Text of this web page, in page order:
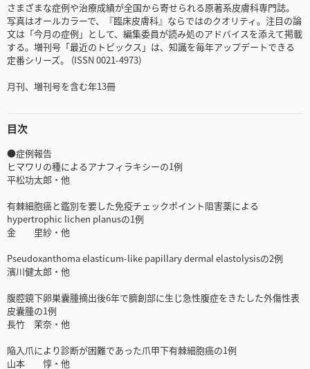
さまざまな症例や治療成績が全国から寄せられる原著系皮膚科専門誌。
写真はオールカラーで、『臨床皮膚科』ならではのクオリティ。注目の論
文は「今月の症例」として、編集委員が読み処のアドバイスを添えて掲載
する。増刊号「最近のトピックス」は、知識を毎年アップデートできる
定番シリーズ。 (ISSN 0021-4973)
月刊、増刊号を含む年13冊
目次
●症例報告
ヒマワリの種によるアナフィラキシーの1例
平松功太郎・他
有棘細胞癌と鑑別を要した免疫チェックポイント阻害薬による
hypertrophic lichen planusの1例
金 里紗・他
Pseudoxanthoma elasticum-like papillary dermal elastolysisの2例
濱川健太郎・他
腹腔鏡下卵巣囊腫摘出後6年で臍創部に生じ急性腹症をきたした外傷性表
皮囊腫の1例
長竹 茉奈・他
陥入爪により診断が困難であった爪甲下有棘細胞癌の1例
山本 惇・他